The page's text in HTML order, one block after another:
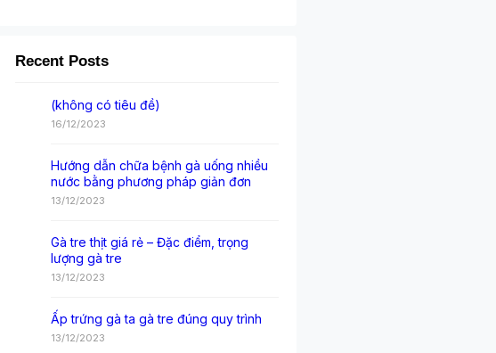
Recent Posts
(không có tiêu đề)
16/12/2023
Hướng dẫn chữa bệnh gà uống nhiều
nước bằng phương pháp giản đơn
13/12/2023
Gà tre thịt giá rẻ – Đặc điểm, trọng
lượng gà tre
13/12/2023
Ấp trứng gà ta gà tre đúng quy trình
13/12/2023